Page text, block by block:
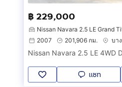
฿ 229,000
Nissan Navara 2.5 LE Grand
2007
201,906 กม. บา
แชท